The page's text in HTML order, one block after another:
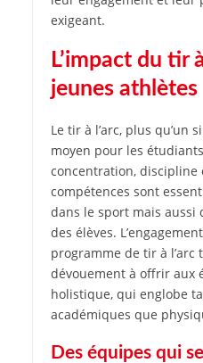
exigeant.
L’impact du tir
jeunes athlètes
Le tir à l’arc, plus qu’un
moyen pour les
concentration, discipline
compétences sont
dans le sport mais aussi
des élèves.
programme de tir à l’arc
dévouement à offrir aux
holistique, qui englobe
académiques que
Des équipes qui